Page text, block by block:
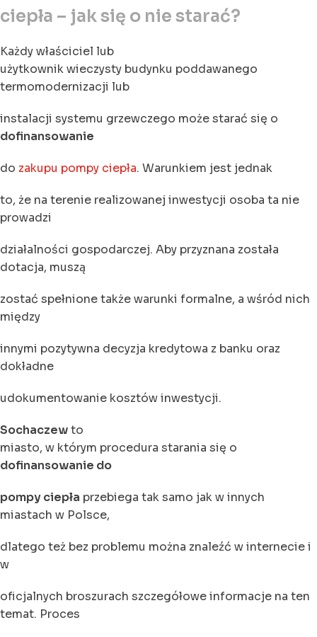
ciepła – jak się o nie starać?
Każdy właściciel lub
użytkownik wieczysty budynku poddawanego
termomodernizacji lub
instalacji systemu grzewczego może starać się o
dofinansowanie
do zakupu pompy ciepła. Warunkiem jest jednak
to, że na terenie realizowanej inwestycji osoba ta nie
prowadzi
działalności gospodarczej. Aby przyznana została
dotacja, muszą
zostać spełnione także warunki formalne, a wśród nich
między
innymi pozytywna decyzja kredytowa z banku oraz
dokładne
udokumentowanie kosztów inwestycji.
Sochaczewto
miasto, w którym procedura starania się o
dofinansowanie do
pompy ciepła przebiega tak samo jak w innych
miastach w Polsce,
dlatego też bez problemu można znaleźć w internecie i
w
oficjalnych broszurach szczegółowe informacje na ten
temat. Proces